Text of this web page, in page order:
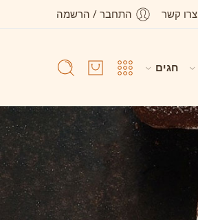
צרו קשר התחבר / הרשמה
חגים